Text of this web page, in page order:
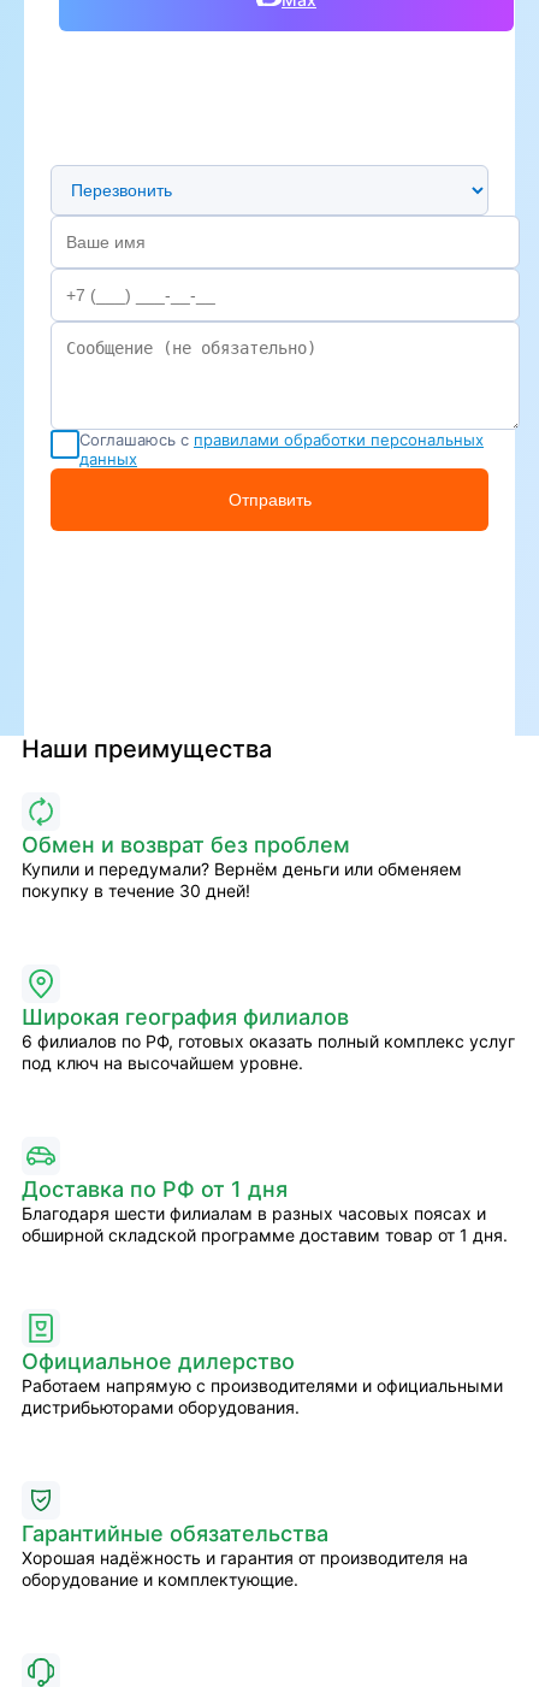
Предпочтительный способ связи
Соглашаюсь с правилами обработки персональных
данных
Отправить
Наши преимущества
Обмен и возврат без проблем
Купили и передумали? Вернём деньги или обменяем
покупку в течение 30 дней!
Широкая география филиалов
6 филиалов по РФ, готовых оказать полный комплекс услуг
под ключ на высочайшем уровне.
Доставка по РФ от 1 дня
Благодаря шести филиалам в разных часовых поясах и
обширной складской программе доставим товар от 1 дня.
Официальное дилерство
Работаем напрямую с производителями и официальными
дистрибьюторами оборудования.
Гарантийные обязательства
Хорошая надёжность и гарантия от производителя на
оборудование и комплектующие.